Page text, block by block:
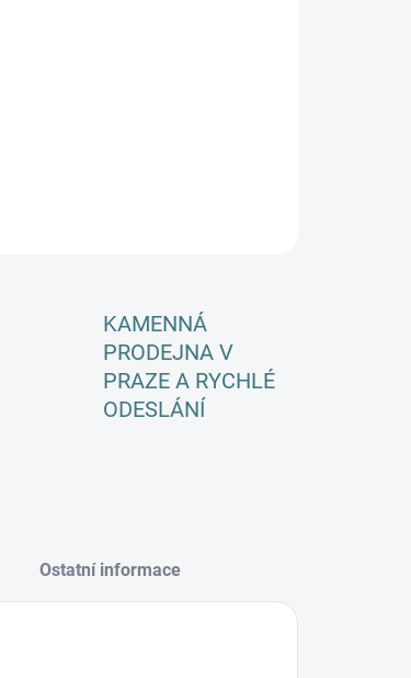
KAMENNÁ
PRODEJNA V
PRAZE A RYCHLÉ
ODESLÁNÍ
Ostatní informace